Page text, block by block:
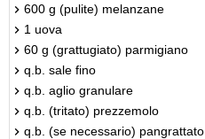
600 g (pulite) melanzane
1 uova
60 g (grattugiato) parmigiano
q.b. sale fino
q.b. aglio granulare
q.b. (tritato) prezzemolo
q.b. (se necessario) pangrattato